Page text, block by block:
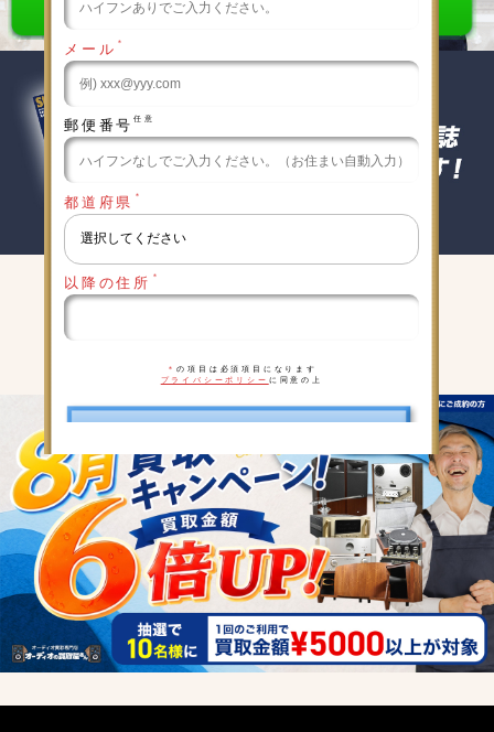
メール ＊
郵便番号 任意
都道府県 ＊
以降の住所 ＊
＊の項目は必須項目になります
プライバシーポリシー に同意の上
キャンペーン実施中